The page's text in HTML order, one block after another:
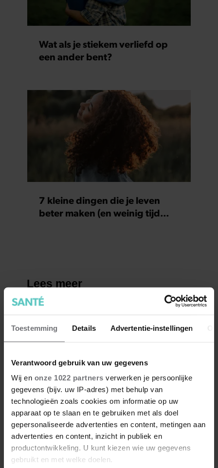
Toestemming Details Advertentie-instellingen
Verantwoord gebruik van uw gegevens
Wij en onze 1022 partners verwerken je persoonlijke
gegevens (bijv. uw IP-adres) met behulp van
technologieën zoals cookies om informatie op uw
apparaat op te slaan en te gebruiken met als doel
gepersonaliseerde advertenties en content, metingen aan
advertenties en content, inzicht in publiek en
productontwikkeling. U kunt kiezen wie uw gegevens
gebruikt en met welke doelen.
Wat als je stiekem verliefd op
een ander bent?
7 kleine dingen die je leven
beter maken (en weinig tijd